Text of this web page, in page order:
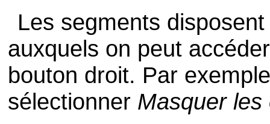
Les segments
auxquels on peut
bouton droit. Par
sélectionner Masquer